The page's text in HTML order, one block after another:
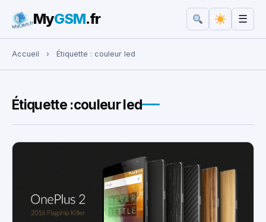
Rechercher :
MyGSM.fr ☰
Accueil › Étiquette : couleur led
Étiquette :couleur led